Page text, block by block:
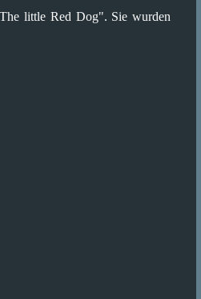
little Red Dog". Sie wurden